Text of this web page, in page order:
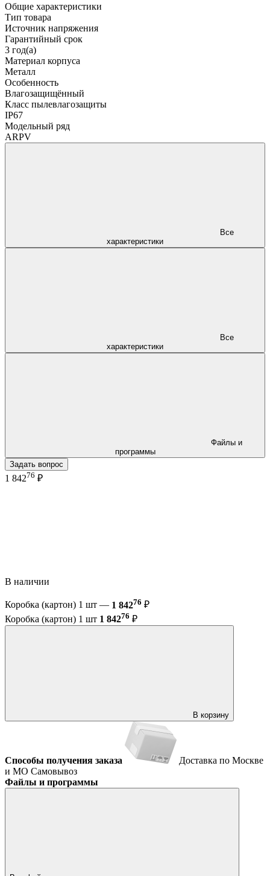
Общие характеристики
Тип товара
Источник напряжения
Гарантийный срок
3 год(а)
Материал корпуса
Металл
Особенность
Влагозащищённый
Класс пылевлагозащиты
IP67
Модельный ряд
ARPV
характеристики
характеристики
программы
Задать вопрос
1 84276 ₽
В наличии
Коробка (картон) 1 шт — 1 84276 ₽
Коробка (картон) 1 шт 1 84276 ₽
В корзину
Способы получения заказа
Доставка по Москве
и МО Самовывоз
Файлы и программы